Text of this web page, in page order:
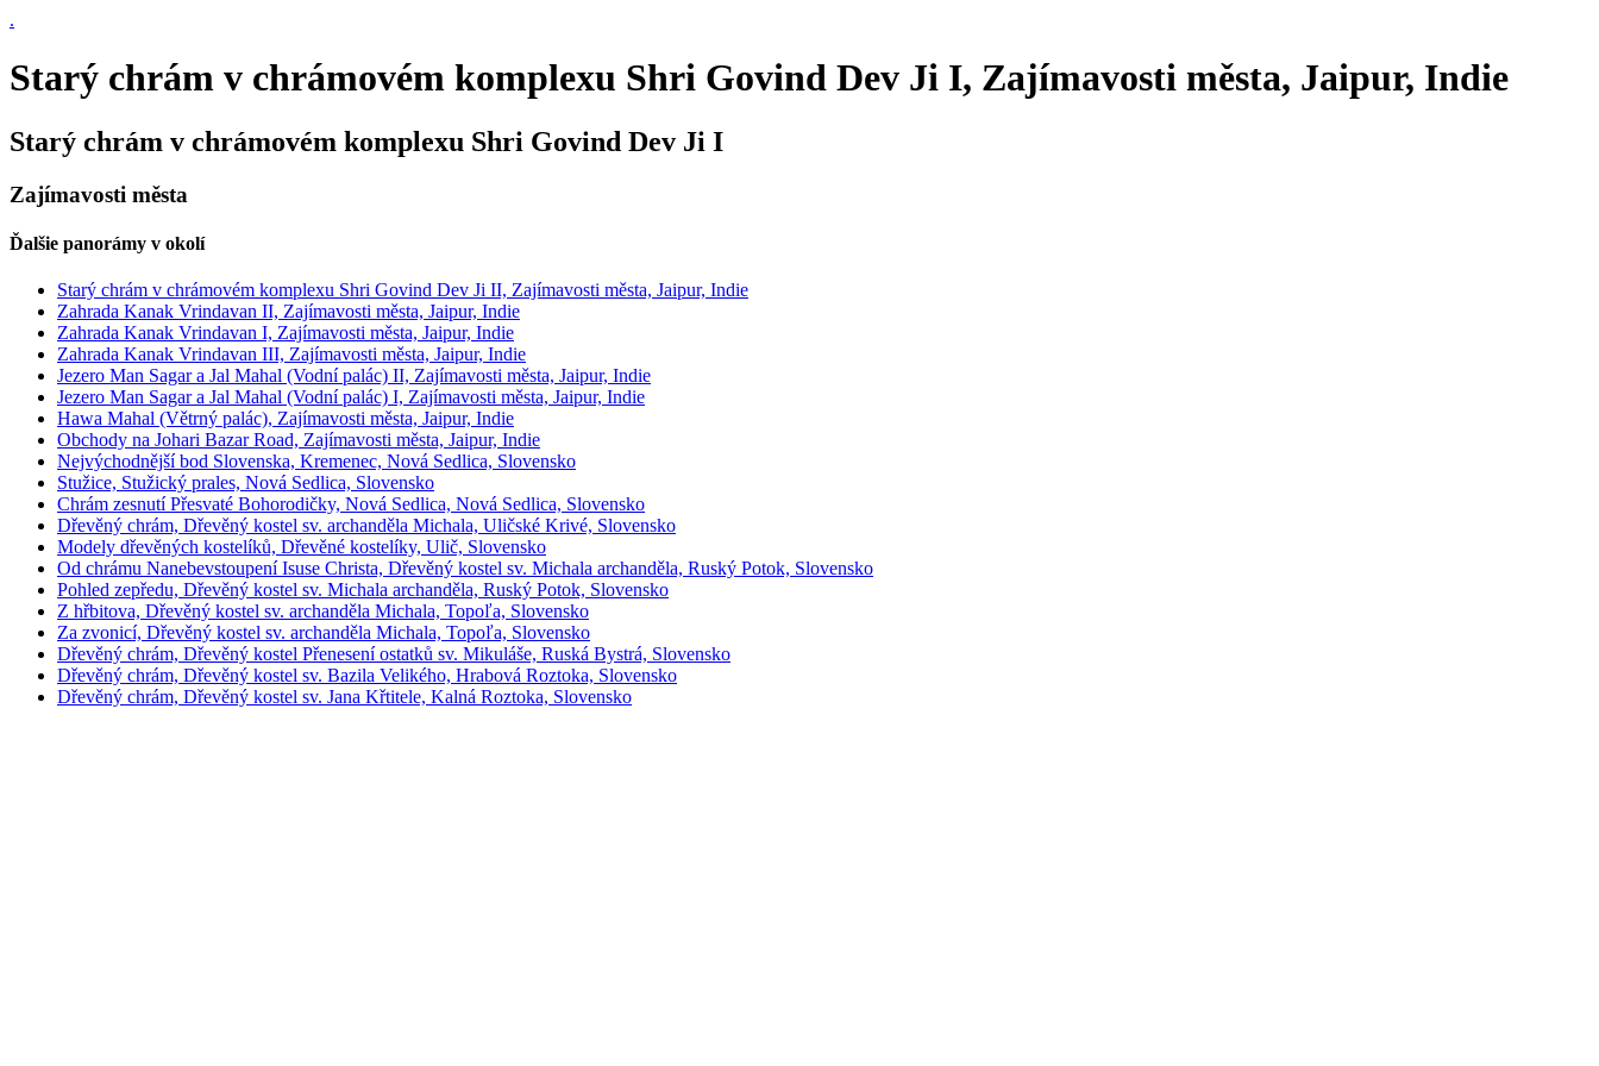
.
Starý chrám v chrámovém komplexu Shri Govind Dev Ji I, Zajímavosti města, Jaipur, Indie
Starý chrám v chrámovém komplexu Shri Govind Dev Ji I
Zajímavosti města
Ďalšie panorámy v okolí
Starý chrám v chrámovém komplexu Shri Govind Dev Ji II, Zajímavosti města, Jaipur, Indie
Zahrada Kanak Vrindavan II, Zajímavosti města, Jaipur, Indie
Zahrada Kanak Vrindavan I, Zajímavosti města, Jaipur, Indie
Zahrada Kanak Vrindavan III, Zajímavosti města, Jaipur, Indie
Jezero Man Sagar a Jal Mahal (Vodní palác) II, Zajímavosti města, Jaipur, Indie
Jezero Man Sagar a Jal Mahal (Vodní palác) I, Zajímavosti města, Jaipur, Indie
Hawa Mahal (Větrný palác), Zajímavosti města, Jaipur, Indie
Obchody na Johari Bazar Road, Zajímavosti města, Jaipur, Indie
Nejvýchodnější bod Slovenska, Kremenec, Nová Sedlica, Slovensko
Stužice, Stužický prales, Nová Sedlica, Slovensko
Chrám zesnutí Přesvaté Bohorodičky, Nová Sedlica, Nová Sedlica, Slovensko
Dřevěný chrám, Dřevěný kostel sv. archanděla Michala, Uličské Krivé, Slovensko
Modely dřevěných kostelíků, Dřevěné kostelíky, Ulič, Slovensko
Od chrámu Nanebevstoupení Isuse Christa, Dřevěný kostel sv. Michala archanděla, Ruský Potok, Slovensko
Pohled zepředu, Dřevěný kostel sv. Michala archanděla, Ruský Potok, Slovensko
Z hřbitova, Dřevěný kostel sv. archanděla Michala, Topoľa, Slovensko
Za zvonicí, Dřevěný kostel sv. archanděla Michala, Topoľa, Slovensko
Dřevěný chrám, Dřevěný kostel Přenesení ostatků sv. Mikuláše, Ruská Bystrá, Slovensko
Dřevěný chrám, Dřevěný kostel sv. Bazila Velikého, Hrabová Roztoka, Slovensko
Dřevěný chrám, Dřevěný kostel sv. Jana Křtitele, Kalná Roztoka, Slovensko